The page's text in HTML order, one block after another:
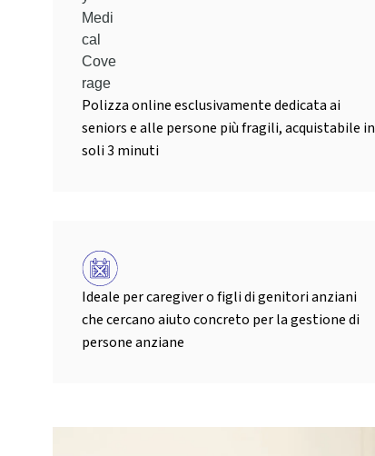
Polizza online esclusivamente dedicata ai
seniors e alle persone più fragili, acquistabile in
soli 3 minuti
Ideale per caregiver o figli di genitori anziani
che cercano aiuto concreto per la gestione di
persone anziane